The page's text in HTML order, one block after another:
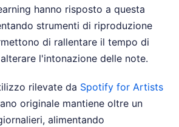
hanno risposto a questa
strumenti di riproduzione
di rallentare il tempo di
l'intonazione delle note.
rilevate da Spotify for Artists
originale mantiene oltre un
alimentando